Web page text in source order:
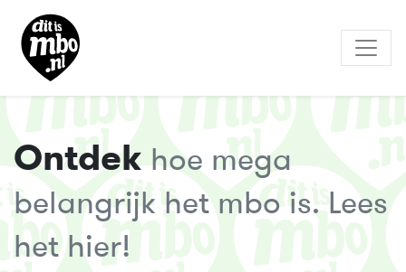
Ontdek hoe mega
belangrijk het mbo is. Lees
het hier!